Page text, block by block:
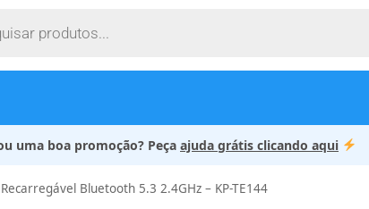
uma boa promoção? Peça ajuda grátis clicando aqui
Bluetooth 5.3 2.4GHz – KP-TE144